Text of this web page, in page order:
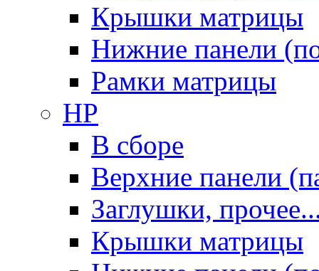
Крышки матрицы
Нижние панели
Рамки матрицы
HP
В сборе
Верхние панели
Заглушки,
Крышки матрицы